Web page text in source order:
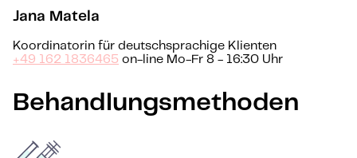
Jana Matela
Koordinatorin für deutschsprachige Klienten
+49 162 1836465 on-line Mo-Fr 8 - 16:30 Uhr
Behandlungsmethoden